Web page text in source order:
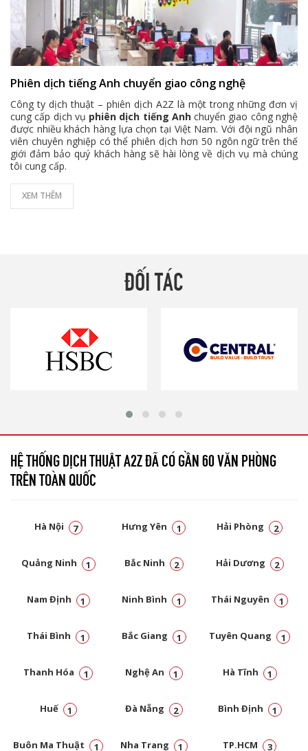
Phiên dịch tiếng Anh chuyển giao công nghệ
Công ty dịch thuật – phiên dịch A2Z là một trong những đơn vị
cung cấp dịch vụ phiên dịch tiếng Anhchuyển giao công nghệ
được nhiều khách hàng lựa chọn tại Việt Nam. Với đội ngũ nhân
viên chuyên nghiệp có thể phiên dịch hơn 50 ngôn ngữ trên thế
giới đảm bảo quý khách hàng sẽ hài lòng về dịch vụ mà chúng
tôi cung cấp.
XEM THÊM
ĐỐI TÁC
HỆ THỐNG DỊCH THUẬT A2Z ĐÃ CÓ GẦN 60 VĂN PHÒNG
TRÊN TOÀN QUỐC
Hà Nội 7 Hưng Yên 1 Hải Phòng 2
Quảng Ninh 1 Bắc Ninh 2 Hải Dương 2
Nam Định 1 Ninh Bình 1 Thái Nguyên 1
Thái Bình 1 Bắc Giang 1 Tuyên Quang 1
Thanh Hóa 1 Nghệ An 1 Hà Tĩnh 1
Huế 1 Đà Nẵng 2 Bình Định 1
Buôn Ma Thuật 1 Nha Trang 1 TP.HCM 3